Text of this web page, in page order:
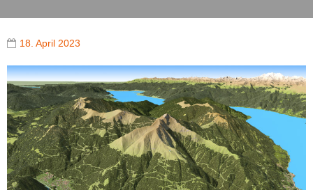
18. April 2023